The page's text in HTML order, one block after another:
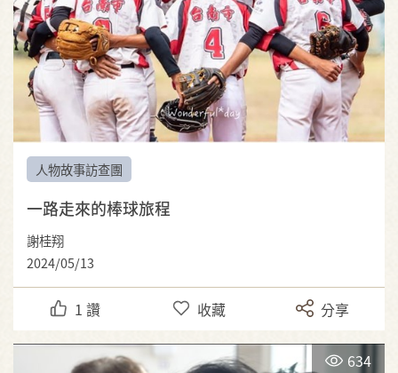
人物故事訪查團
一路走來的棒球旅程
謝桂翔
2024/05/13
1 讚 收藏 分享
634